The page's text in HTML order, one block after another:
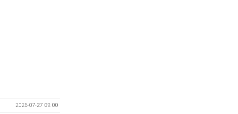
2026-07-27 09:00